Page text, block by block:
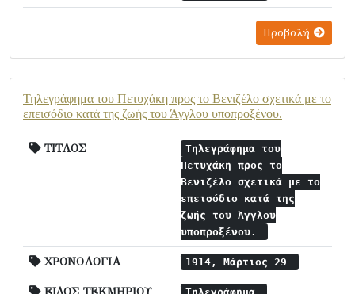
Προβολή
Τηλεγράφημα του Πετυχάκη προς το Βενιζέλο σχετικά με το
επεισόδιο κατά της ζωής του Άγγλου υποπροξένου.
ΤΙΤΛΟΣ
Τηλεγράφημα του
Πετυχάκη προς το
Βενιζέλο σχετικά με το
επεισόδιο κατά της
ζωής του Άγγλου
υποπροξένου.
ΧΡΟΝΟΛΟΓΙΑ 1914, Μάρτιος 29